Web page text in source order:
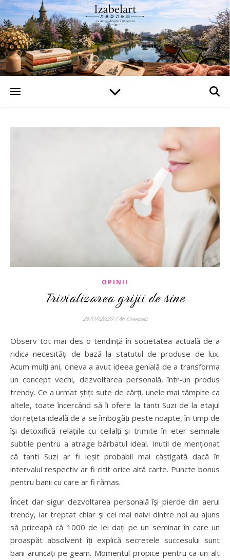
OPINII
Trivializarea grijii de sine
25/01/2020 /No Comments
Observ tot mai des o tendință în societatea actuală de a
ridica necesități de bază la statutul de produse de lux.
Acum mulți ani, cineva a avut ideea genială de a transforma
un concept vechi, dezvoltarea personală, într-un produs
trendy. Ce a urmat știți: sute de cărți, unele mai tâmpite ca
altele, toate încercând să îi ofere la tanti Suzi de la etajul
doi rețeta ideală de a se îmbogăți peste noapte, în timp de
își detoxifică relațiile cu ceilalți și trimite în eter semnale
subtile pentru a atrage bărbatul ideal. Inutil de menționat
că tanti Suzi ar fi ieșit probabil mai câștigată dacă în
intervalul respectiv ar fi citit orice altă carte. Puncte bonus
pentru banii cu care ar fi rămas.
Încet dar sigur dezvoltarea personală își pierde din aerul
trendy, iar treptat chiar și cei mai naivi dintre noi au ajuns
să priceapă că 1000 de lei dați pe un seminar în care un
proaspăt absolvent îți explică secretele succesului sunt
bani aruncați pe geam. Momentul propice pentru ca un alt